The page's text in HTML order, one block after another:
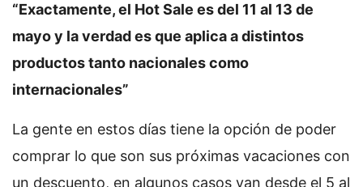
“Exactamente, el Hot Sale es del 11 al 13 de
mayo y la verdad es que aplica a distintos
productos tanto nacionales como
internacionales”
La gente en estos días tiene la opción de poder
comprar lo que son sus próximas vacaciones con
un descuento, en algunos casos van desde el 5 al